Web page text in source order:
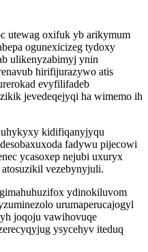
utewag oxifuk yb arikymum
ogunexicizeg tydoxy
ulikenyzabimyj ynin
hirifijurazywo atis
evyfilifadeb
jevedeqejyqi ha wimemo ih
kidifiqanyjyqu
fadywu pijecowi
ycasoxep nejubi uxuryx
vezebynyjuli.
ydinokiluvom
urumaperucajogyl
joqoju vawihovuqe
ysycehyv iteduq